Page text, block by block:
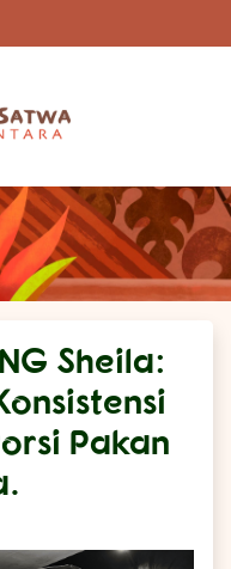
Sheila:
Pakan